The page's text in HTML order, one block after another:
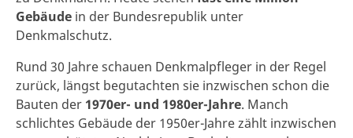
Gebäude in der Bundesrepublik unter
Denkmalschutz.
Rund 30 Jahre schauen Denkmalpfleger in der Regel
zurück, längst begutachten sie inzwischen schon die
Bauten der 1970er- und 1980er-Jahre. Manch
schlichtes Gebäude der 1950er-Jahre zählt inzwischen